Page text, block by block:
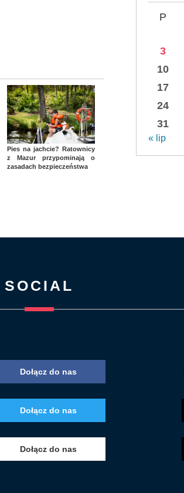
Pies na jachcie? Ratownicy
z Mazur przypominają o
zasadach bezpieczeństwa
P
3
10
17
24
31
« lip
SOCIAL
Dołącz do nas
Dołącz do nas
Dołącz do nas